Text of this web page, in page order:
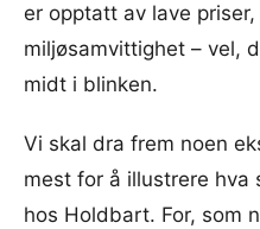
er opptatt av lave
miljøsamvittighet – vel,
midt i blinken.
Vi skal dra frem noen
mest for å illustrere hva
hos Holdbart. For, som